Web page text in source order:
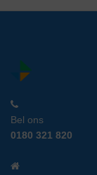
Bel ons
0180 321 820